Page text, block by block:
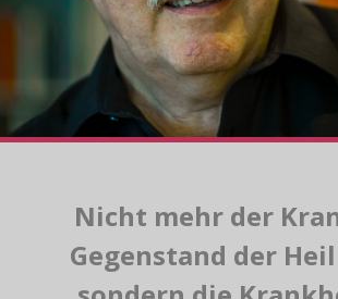
Nicht mehr der
Gegenstand der